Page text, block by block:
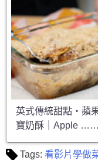
英式傳統甜點・蘋
寶奶酥｜Apple ……
Tags: 看影片學做